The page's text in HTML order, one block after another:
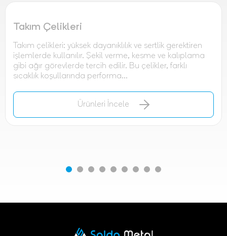
Takım Çelikleri
Takım çelikleri: yüksek dayanıklılık ve sertlik gerektiren
işlemlerde kullanılır. Şekil verme, kesme ve kalıplama
gibi ağır görevlerde tercih edilir. Bu çelikler, farklı
sıcaklık koşullarında performa...
Ürünleri İncele